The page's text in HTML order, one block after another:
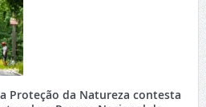
Proteção da Natureza contesta